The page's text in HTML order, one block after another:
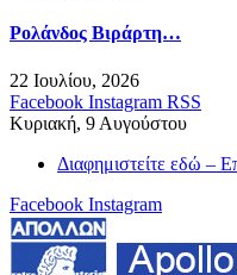
Ρολάνδος Βιράρτη…
22 Ιουλίου, 2026
Facebook Instagram RSS
Κυριακή, 9 Αυγούστου
Διαφημιστείτε εδώ –
Facebook Instagram